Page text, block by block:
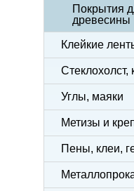
Покрытия
древесины
Клейкие
Стеклохолст,
Углы, маяки
Метизы и
Пены, клеи,